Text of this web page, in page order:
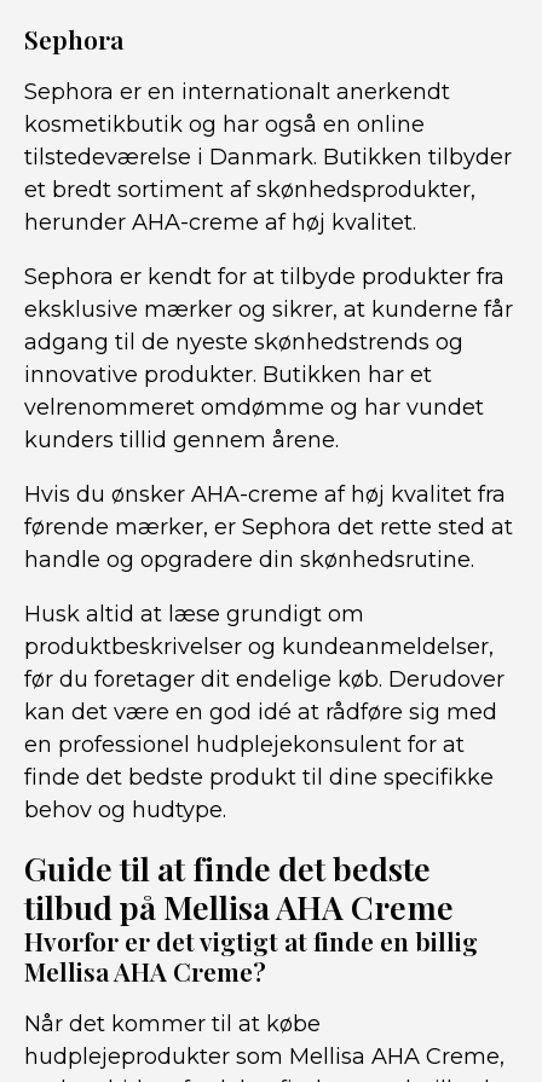
Sephora
Sephora er en internationalt anerkendt
kosmetikbutik og har også en online
tilstedeværelse i Danmark. Butikken tilbyder
et bredt sortiment af skønhedsprodukter,
herunder AHA-creme af høj kvalitet.
Sephora er kendt for at tilbyde produkter fra
eksklusive mærker og sikrer, at kunderne får
adgang til de nyeste skønhedstrends og
innovative produkter. Butikken har et
velrenommeret omdømme og har vundet
kunders tillid gennem årene.
Hvis du ønsker AHA-creme af høj kvalitet fra
førende mærker, er Sephora det rette sted at
handle og opgradere din skønhedsrutine.
Husk altid at læse grundigt om
produktbeskrivelser og kundeanmeldelser,
før du foretager dit endelige køb. Derudover
kan det være en god idé at rådføre sig med
en professionel hudplejekonsulent for at
finde det bedste produkt til dine specifikke
behov og hudtype.
Guide til at finde det bedste
tilbud på Mellisa AHA Creme
Hvorfor er det vigtigt at finde en billig
Mellisa AHA Creme?
Når det kommer til at købe
hudplejeprodukter som Mellisa AHA Creme,